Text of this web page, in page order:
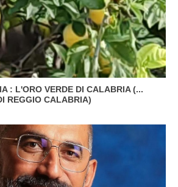
: L'ORO VERDE DI CALABRIA (...
REGGIO CALABRIA)